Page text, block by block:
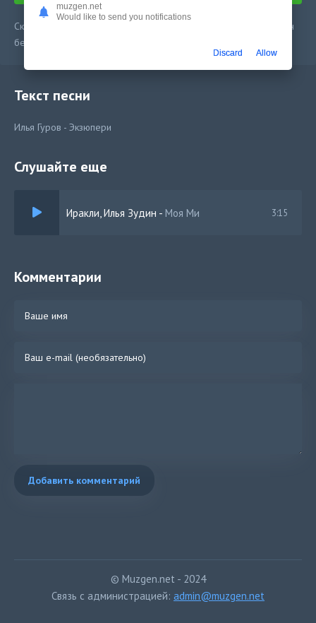
Скачать песню Илья Гуров - Экзюпери в mp3 или слушать онлайн
бесплатно
Текст песни
Илья Гуров - Экзюпери
Слушайте еще
Иракли, Илья Зудин - Моя Ми 3:15
Комментарии
Добавить комментарий
© Muzgen.net - 2024
Связь с администрацией: admin@muzgen.net
muzgen.net
Would like to send you notifications
Discard Allow